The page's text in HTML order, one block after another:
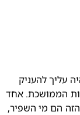
מרגע ההתעברות, גופך מתארגן לתקופה בה יהיה עליך להעניק
לעובר הצומח ומתפתח, מקום בטוח ונוח לשהות הממושכת. אחד
מהאלמנטים שיוצרים את הבית החם והחשוב הזה הם מי השפיר,